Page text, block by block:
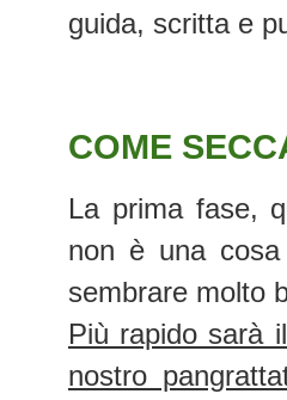
guida, scritta e
COME
La prima fase,
non è una
sembrare molto
Più rapido sarà
nostro